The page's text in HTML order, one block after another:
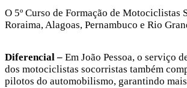
O 5º Curso de Formação de Motociclistas
Roraima, Alagoas, Pernambuco e Rio
Diferencial – Em João Pessoa, o serviço
dos motociclistas socorristas também
pilotos do automobilismo, garantindo